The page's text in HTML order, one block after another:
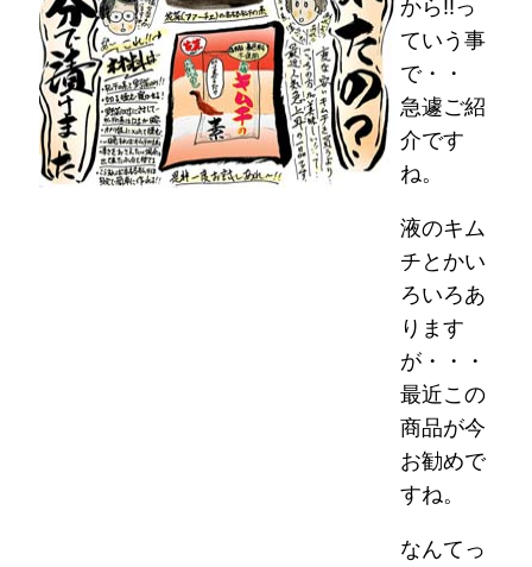
から!!っ
ていう事
で・・
急遽ご紹
介です
ね。
液のキム
チとかい
ろいろあ
ります
が・・・
最近この
商品が今
お勧めで
すね。
なんてっ